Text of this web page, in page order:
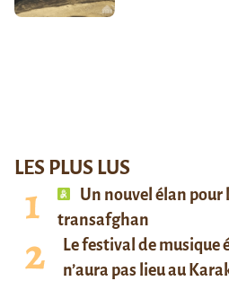
LES PLUS LUS
Un nouvel élan
transafghan
Le festival de musique
n’aura pas lieu au